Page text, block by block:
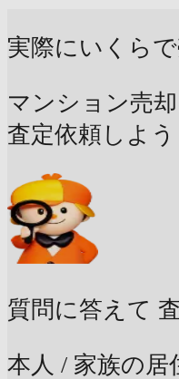
実際にいくら
マンション売
査定依頼しよう
質問に答えて
本人 / 家族の